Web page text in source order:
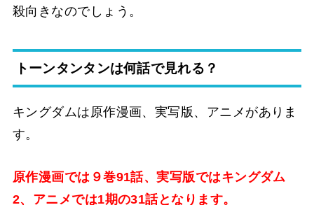
殺向きなのでしょう。
トーンタンタンは何話で見れる？
キングダムは原作漫画、実写版、アニメがありま
す。
原作漫画では９巻91話、実写版ではキングダム
2、アニメでは1期の31話となります。